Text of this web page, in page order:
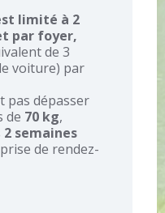
limité à 2
par foyer,
de 3
voiture) par
pas dépasser
de 70 kg,
2 semaines
de rendez-